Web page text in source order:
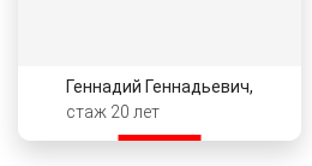
Геннадий Геннадьевич,
стаж 20 лет